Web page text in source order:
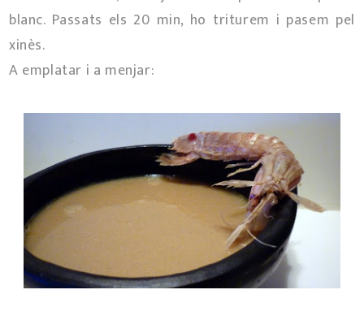
blanc. Passats els 20 min, ho triturem i pasem pel
xinès.
A emplatar i a menjar: